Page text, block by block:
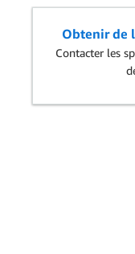
Obtenir de
Contacter les